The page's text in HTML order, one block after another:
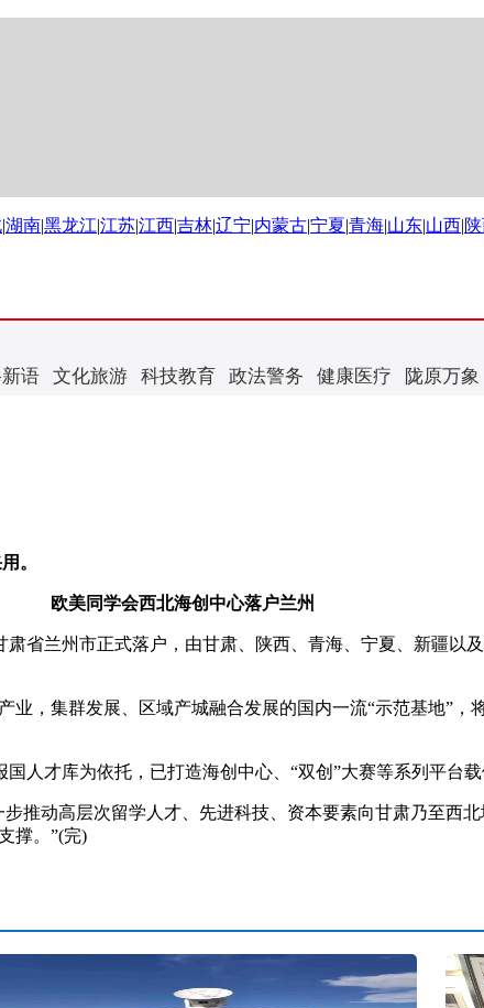
|湖南|黑龙江|江苏|江西|吉林|辽宁|内蒙古|宁夏|青海|山东|山西|
语 文化旅游 科技教育 政法警务 健康医疗 陇原万象
。
欧美同学会西北海创中心落户兰州
兰州市正式落户，由甘肃、陕西、青海、宁夏、新疆以
集群发展、区域产城融合发展的国内一流“示范基地”，
才库为依托，已打造海创中心、“双创”大赛等系列平台载
动高层次留学人才、先进科技、资本要素向甘肃乃至西
撑。”(完)